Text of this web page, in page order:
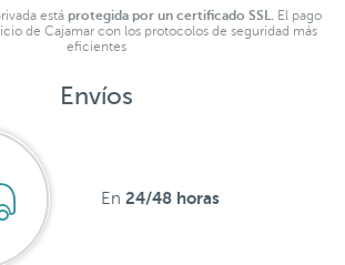
está protegida por un certificado SSL. El pago
de Cajamar con los protocolos de seguridad más
eficientes
Envíos
En 24/48 horas